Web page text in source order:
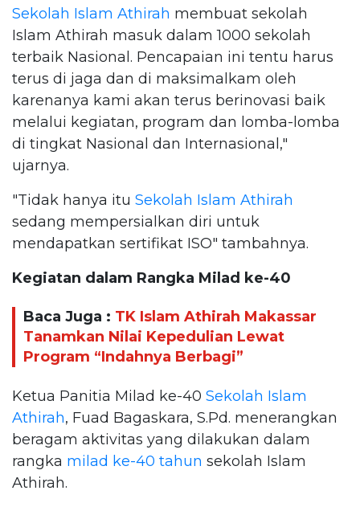
Sekolah Islam Athirah membuat sekolah
Islam Athirah masuk dalam 1000 sekolah
terbaik Nasional. Pencapaian ini tentu harus
terus di jaga dan di maksimalkam oleh
karenanya kami akan terus berinovasi baik
melalui kegiatan, program dan lomba-lomba
di tingkat Nasional dan Internasional,"
ujarnya.
"Tidak hanya itu Sekolah Islam Athirah
sedang mempersialkan diri untuk
mendapatkan sertifikat ISO" tambahnya.
Kegiatan dalam Rangka Milad ke-40
Baca Juga : TK Islam Athirah Makassar
Tanamkan Nilai Kepedulian Lewat
Program “Indahnya Berbagi”
Ketua Panitia Milad ke-40 Sekolah Islam
Athirah, Fuad Bagaskara, S.Pd. menerangkan
beragam aktivitas yang dilakukan dalam
rangka milad ke-40 tahun sekolah Islam
Athirah.